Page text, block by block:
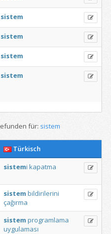
sistem
sistem
sistem
sistem
für: sistem
Türkisch
sistemi kapatma
sistem bildirilerini
çağırma
sistem programlama
uygulaması